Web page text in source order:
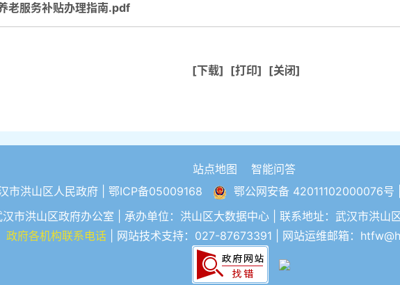
老服务补贴办理指南.pdf
[下载] [打印] [关闭]
站点地图
智能问答
市洪山区人民政府 | 鄂ICP备05009168 鄂公网安备 42011102000076号
汉市洪山区政府办公室 | 承办单位：洪山区大数据中心 | 联系地址：武汉市洪
政府各机构联系电话| 网站技术支持：027-87673391 | 网站运维邮箱：